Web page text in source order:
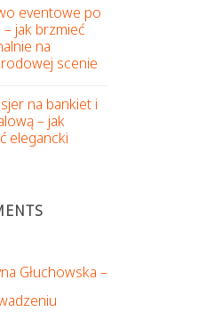
eventowe po
jak brzmieć
na
scenie
na bankiet i
– jak
elegancki
Głuchowska –